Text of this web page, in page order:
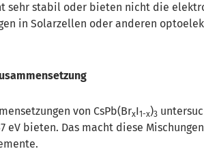
sehr stabil oder bieten nicht die
in Solarzellen oder anderen
von CsPb(BrxI1-x)3
eV bieten. Das macht diese